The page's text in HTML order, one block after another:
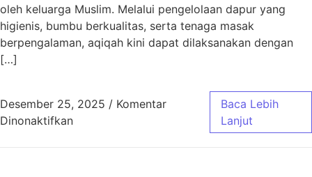
oleh keluarga Muslim. Melalui pengelolaan dapur yang
higienis, bumbu berkualitas, serta tenaga masak
berpengalaman, aqiqah kini dapat dilaksanakan dengan
[…]
Desember 25, 2025 / Komentar
Dinonaktifkanpada Aqiqah Bandung Jasa Masak
Baca Lebih
Lanjut